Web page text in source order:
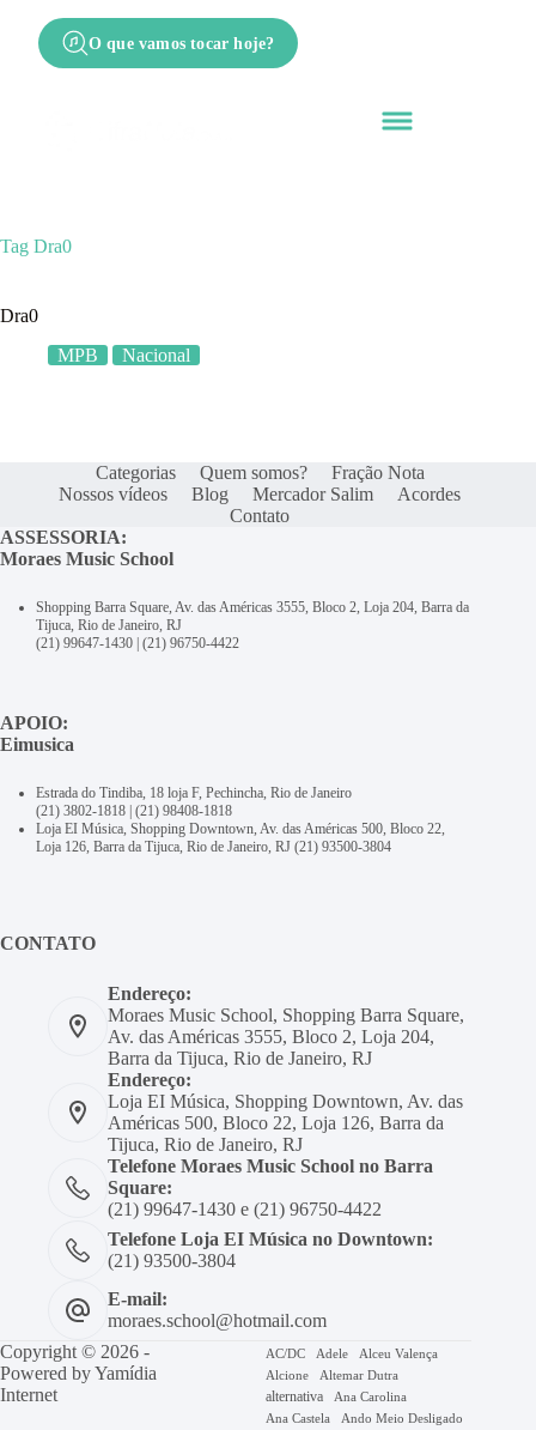
O que vamos tocar hoje?
Tag Dra0
Dra0
MPB
Nacional
Categorias Quem somos?
Fração Nota
Nossos vídeos
Blog Mercador Salim
Acordes
Contato
ASSESSORIA:
Moraes Music School
Shopping Barra Square, Av. das Américas 3555, Bloco 2, Loja 204, Barra da
Tijuca, Rio de Janeiro, RJ
(21) 99647-1430 | (21) 96750-4422
APOIO:
Eimusica
Estrada do Tindiba, 18 loja F, Pechincha, Rio de Janeiro
(21) 3802-1818 | (21) 98408-1818
Loja EI Música, Shopping Downtown, Av. das Américas 500, Bloco 22,
Loja 126, Barra da Tijuca, Rio de Janeiro, RJ (21) 93500-3804
CONTATO
Endereço:
Moraes Music School, Shopping Barra Square,
Av. das Américas 3555, Bloco 2, Loja 204,
Barra da Tijuca, Rio de Janeiro, RJ
Endereço:
Loja EI Música, Shopping Downtown, Av. das
Américas 500, Bloco 22, Loja 126, Barra da
Tijuca, Rio de Janeiro, RJ
Telefone Moraes Music School no Barra
Square:
(21) 99647-1430 e (21) 96750-4422
Telefone Loja EI Música no Downtown:
(21) 93500-3804
E-mail:
moraes.school@hotmail.com
Copyright © 2026 -
Powered byYamídia
Internet
AC/DC Adele
Alceu Valença
Alcione
Altemar Dutra
alternativa
Ana Carolina
Ana Castela
Ando Meio Desligado